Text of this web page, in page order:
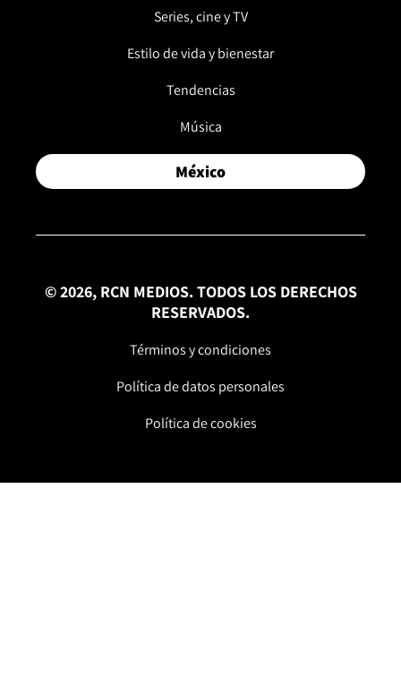
Series, cine y TV
Estilo de vida y bienestar
Tendencias
Música
México
© 2026, RCN MEDIOS. TODOS LOS DERECHOS
RESERVADOS.
Términos y condiciones
Política de datos personales
Política de cookies